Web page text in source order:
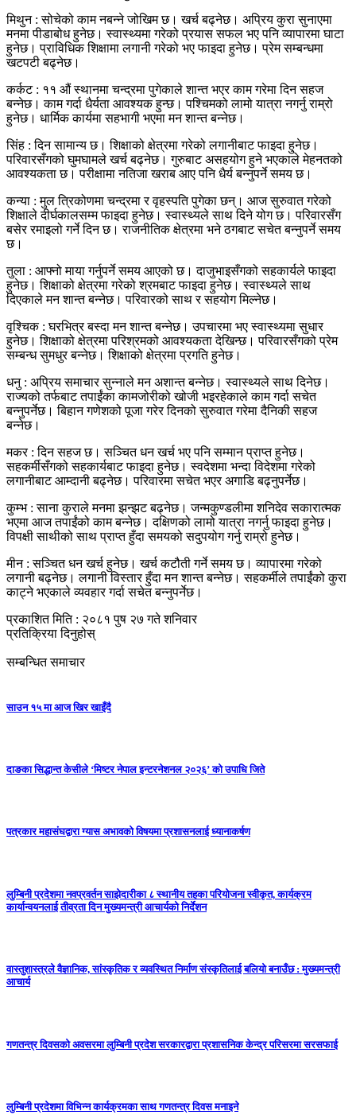
मिथुन : सोचेको काम नबन्ने जोखिम छ। खर्च बढ्नेछ। अप्रिय कुरा सुनाएमा
मनमा पीडाबोध हुनेछ। स्वास्थ्यमा गरेको प्रयास सफल भए पनि व्यापारमा घाटा
हुनेछ। प्राविधिक शिक्षामा लगानी गरेको भए फाइदा हुनेछ। प्रेम सम्बन्धमा
खटपटी बढ्नेछ।
कर्कट : ११ औं स्थानमा चन्द्रमा पुगेकाले शान्त भएर काम गरेमा दिन सहज
बन्नेछ। काम गर्दा धैर्यता आवश्यक हुन्छ। पश्चिमको लामो यात्रा नगर्नु राम्रो
हुनेछ। धार्मिक कार्यमा सहभागी भएमा मन शान्त बन्नेछ।
सिंह : दिन सामान्य छ। शिक्षाको क्षेत्रमा गरेको लगानीबाट फाइदा हु्नेछ।
परिवारसँगको घुमघामले खर्च बढ्नेछ। गुरुबाट असहयोग हुने भएकाले मेहनतको
आवश्यकता छ। परीक्षामा नतिजा खराब आए पनि धैर्य बन्नुपर्ने समय छ।
कन्या : मुल त्रिकोणमा चन्द्रमा र वृहस्पति पुगेका छन्। आज सुरुवात गरेको
शिक्षाले दीर्घकालसम्म फाइदा हुनेछ। स्वास्थ्यले साथ दिने योग छ। परिवारसँग
बसेर रमाइलो गर्ने दिन छ। राजनीतिक क्षेत्रमा भने ठगबाट सचेत बन्नुपर्ने समय
छ।
तुला : आफ्नो माया गर्नुपर्ने समय आएको छ। दाजुभाइसँगको सहकार्यले फाइदा
हुनेछ। शिक्षाको क्षेत्रमा गरेको श्रमबाट फाइदा हुनेछ। स्वास्थ्यले साथ
दिएकाले मन शान्त बन्नेछ। परिवारको साथ र सहयोग मिल्नेछ।
वृश्चिक : घरभित्र बस्दा मन शान्त बन्नेछ। उपचारमा भए स्वास्थ्यमा सुधार
हुनेछ। शिक्षाको क्षेत्रमा परिश्रमको आवश्यकता देखिन्छ। परिवारसँगको प्रेम
सम्बन्ध सुमधुर बन्नेछ। शिक्षाको क्षेत्रमा प्रगति हुनेछ।
धनु : अप्रिय समाचार सुन्नाले मन अशान्त बन्नेछ। स्वास्थ्यले साथ दिनेछ।
राज्यको तर्फबाट तपाईंका कामजोरीको खोजी भइरहेकाले काम गर्दा सचेत
बन्नुपर्नेछ। बिहान गणेशको पूजा गरेर दिनको सुरुवात गरेमा दैनिकी सहज
बन्नेछ।
मकर : दिन सहज छ। सञ्चित धन खर्च भए पनि सम्मान प्राप्त हुनेछ।
सहकर्मीसँगको सहकार्यबाट फाइदा हुनेछ। स्वदेशमा भन्दा विदेशमा गरेको
लगानीबाट आम्दानी बढ्नेछ। परिवारमा सचेत भएर अगाडि बढ्नुपर्नेछ।
कुम्भ : साना कुराले मनमा झन्झट बढ्नेछ। जन्मकुण्डलीमा शनिदेव सकारात्मक
भएमा आज तपाईंको काम बन्नेछ। दक्षिणको लामो यात्रा नगर्नु फाइदा हुनेछ।
विपक्षी साथीको साथ प्राप्त हुँदा समयको सदुपयोग गर्नु राम्रो हुनेछ।
मीन : सञ्चित धन खर्च हुनेछ। खर्च कटौती गर्ने समय छ। व्यापारमा गरेको
लगानी बढ्नेछ। लगानी विस्तार हुँदा मन शान्त बन्नेछ। सहकर्मीले तपाईंको कुरा
काट्ने भएकाले व्यवहार गर्दा सचेत बन्नुपर्नेछ।
प्रकाशित मिति : २०८१ पुष २७ गते शनिवार
प्रतिक्रिया दिनुहोस्
सम्बन्धित समाचार
साउन १५ मा आज खिर खाइँदै
दाङका सिद्धान्त केसीले ‘मिष्टर नेपाल इन्टरनेशनल २०२६’ को उपाधि जिते
पत्रकार महासंघद्वारा ग्यास अभावको विषयमा प्रशासनलाई ध्यानाकर्षण
लुम्बिनी प्रदेशमा नवप्रवर्तन साझेदारीका ८ स्थानीय तहका परियोजना स्वीकृत, कार्यक्रम
कार्यान्वयनलाई तीव्रता दिन मुख्यमन्त्री आचार्यको निर्देशन
वास्तुशास्त्रले वैज्ञानिक, सांस्कृतिक र व्यवस्थित निर्माण संस्कृतिलाई बलियो बनाउँछ : मुख्यमन्त्री
आचार्य
गणतन्त्र दिवसको अवसरमा लुम्बिनी प्रदेश सरकारद्वारा प्रशासनिक केन्द्र परिसरमा सरसफाई
लुम्बिनी प्रदेशमा विभिन्न कार्यक्रमका साथ गणतन्त्र दिवस मनाइने